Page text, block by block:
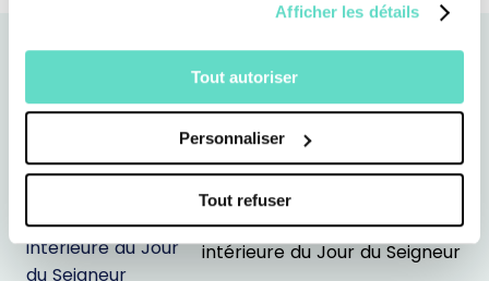
Afficher les détails
Tout autoriser
Personnaliser
Tout refuser
Nos évènements
04 AVRIL 2025
Prix du livre de la liberté
intérieure du Jour du Seigneur